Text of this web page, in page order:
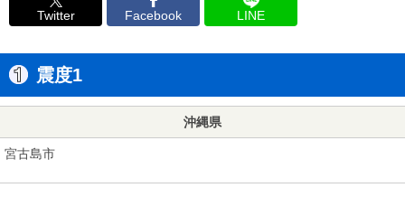
Twitter Facebook LINE
震度1
沖縄県
宮古島市